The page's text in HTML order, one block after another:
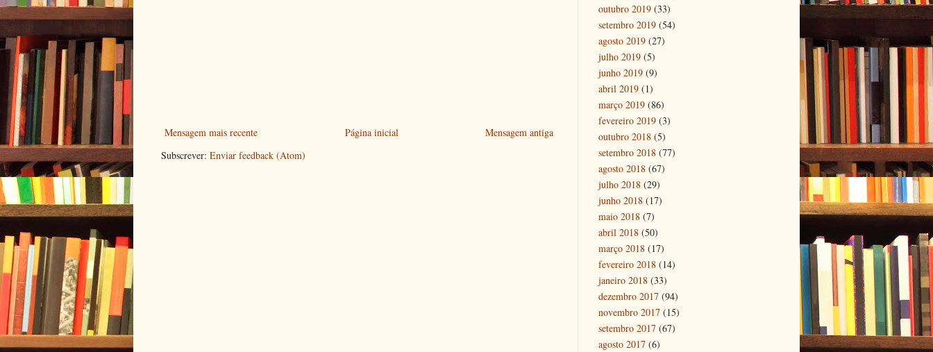
Mensagem mais recente Mensagem antiga
Página inicial
Subscrever: Enviar feedback (Atom)
outubro 2019 (33)
setembro 2019 (54)
agosto 2019 (27)
julho 2019 (5)
junho 2019 (9)
abril 2019 (1)
março 2019 (86)
fevereiro 2019 (3)
outubro 2018 (5)
setembro 2018 (77)
agosto 2018 (67)
julho 2018 (29)
junho 2018 (17)
maio 2018 (7)
abril 2018 (50)
março 2018 (17)
fevereiro 2018 (14)
janeiro 2018 (33)
dezembro 2017 (94)
novembro 2017 (15)
setembro 2017 (67)
agosto 2017 (6)